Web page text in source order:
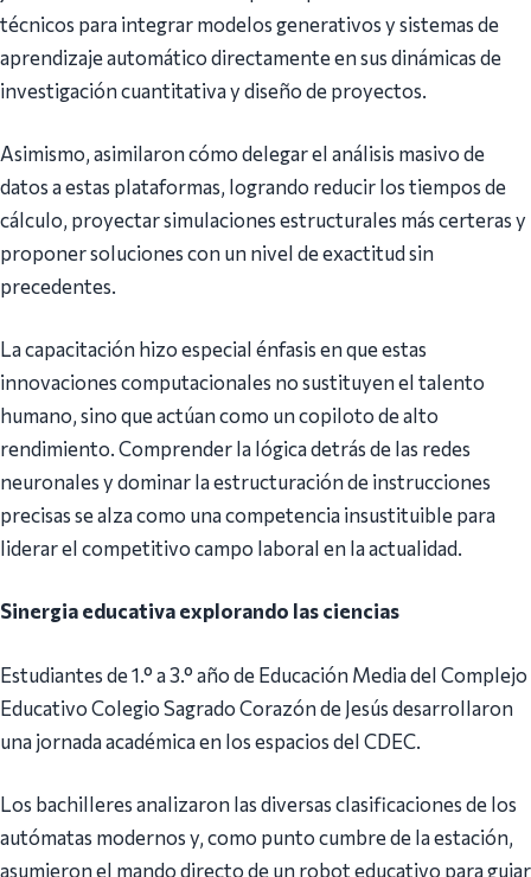
técnicos para integrar modelos generativos y sistemas de
aprendizaje automático directamente en sus dinámicas de
investigación cuantitativa y diseño de proyectos.
Asimismo, asimilaron cómo delegar el análisis masivo de
datos a estas plataformas, logrando reducir los tiempos de
cálculo, proyectar simulaciones estructurales más certeras y
proponer soluciones con un nivel de exactitud sin
precedentes.
La capacitación hizo especial énfasis en que estas
innovaciones computacionales no sustituyen el talento
humano, sino que actúan como un copiloto de alto
rendimiento. Comprender la lógica detrás de las redes
neuronales y dominar la estructuración de instrucciones
precisas se alza como una competencia insustituible para
liderar el competitivo campo laboral en la actualidad.
Sinergia educativa explorando las ciencias
Estudiantes de 1.° a 3.° año de Educación Media del Complejo
Educativo Colegio Sagrado Corazón de Jesús desarrollaron
una jornada académica en los espacios del CDEC.
Los bachilleres analizaron las diversas clasificaciones de los
autómatas modernos y, como punto cumbre de la estación,
asumieron el mando directo de un robot educativo para guiar